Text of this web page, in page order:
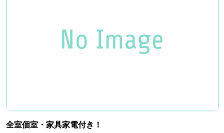
全室個室・家具家電付き！